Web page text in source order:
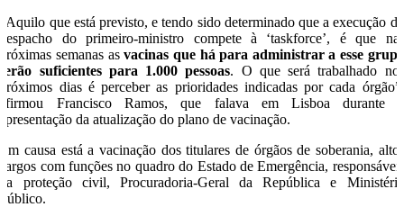
“Aquilo que está previsto, e tendo sido determinado que a execução do
despacho do primeiro-ministro compete à ‘taskforce’, é que nas
próximas semanas asvacinas que há para administrar a esse grupo
serão suficientes para 1.000 pessoas. O que será trabalhado nos
próximos dias é perceber as prioridades indicadas por cada órgão”,
afirmou Francisco Ramos, que falava em Lisboa durante a
apresentação da atualização do plano de vacinação.
Em causa está a vacinação dos titulares de órgãos de soberania, altos
cargos com funções no quadro do Estado de Emergência, responsáveis
da proteção civil, Procuradoria-Geral da República e Ministério
Público.